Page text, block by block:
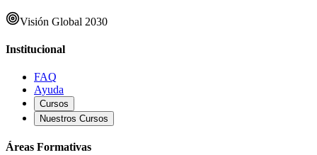
Visión Global 2030
Institucional
FAQ
Ayuda
Cursos
Nuestros Cursos
Áreas Formativas